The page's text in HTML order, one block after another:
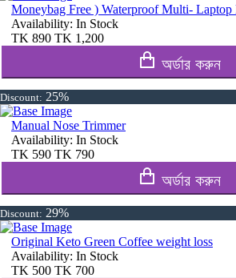
Availability: In Stock
TK 890 TK 1,200
অর্ডার করুন
Discount: 25%
Manual Nose Trimmer
Availability: In Stock
TK 590 TK 790
অর্ডার করুন
Discount: 29%
Original Keto Green Coffee weight loss
Availability: In Stock
TK 500 TK 700